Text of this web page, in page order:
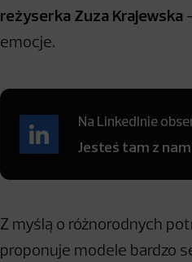
reżyserka Zuza Krajewska
emocje.
Na LinkedInie
Jesteś tam z
Z myślą o różnorodnych
proponuje modele bardzo